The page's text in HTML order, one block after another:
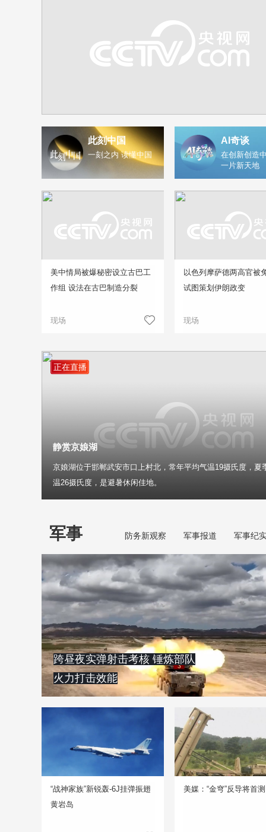
此刻中国
一刻之内 读懂中国
AI奇谈
在创新创造
一片新天地
美中情局被爆秘密设立古巴工
作组 设法在古巴制造分裂
现场
以色列摩萨德两高官被
试图策划伊朗政变
现场
正在直播
静赏京娘湖
京娘湖位于邯郸武安市口上村北，常年平均气温19摄氏度，夏
温26摄氏度，是避暑休闲佳地。
军事 防务新观察 军事报道 军事纪
跨昼夜实弹射击考核 锤炼部队
火力打击效能
“战神家族”新锐轰-6J挂弹振翅
黄岩岛
美媒：“金穹”反导将首测